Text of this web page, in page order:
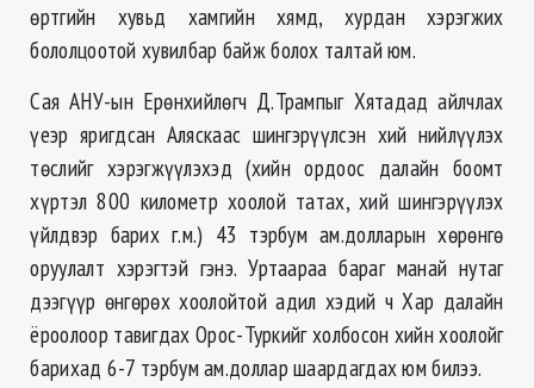
өртгийн хувьд хамгийн хямд, хурдан хэрэгжих
бололцоотой хувилбар байж болох талтай юм.
Сая АНУ-ын Ерөнхийлөгч Д.Трампыг Хятадад айлчлах
үеэр яригдсан Аляскаас шингэрүүлсэн хий нийлүүлэх
төслийг хэрэгжүүлэхэд (хийн ордоос далайн боомт
хүртэл 800 километр хоолой татах, хий шингэрүүлэх
үйлдвэр барих г.м.) 43 тэрбум ам.долларын хөрөнгө
оруулалт хэрэгтэй гэнэ. Уртаараа бараг манай нутаг
дээгүүр өнгөрөх хоолойтой адил хэдий ч Хар далайн
ёроолоор тавигдах Орос-Туркийг холбосон хийн хоолойг
барихад 6-7 тэрбум ам.доллар шаардагдах юм билээ.